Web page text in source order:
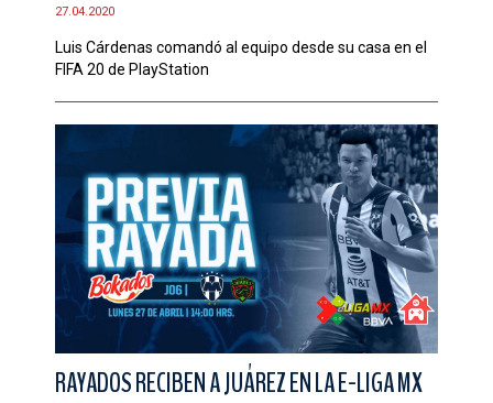
27.04.2020
Luis Cárdenas comandó al equipo desde su casa en el
FIFA 20 de PlayStation
RAYADOS RECIBEN A JUÁREZ EN LA E-LIGA MX